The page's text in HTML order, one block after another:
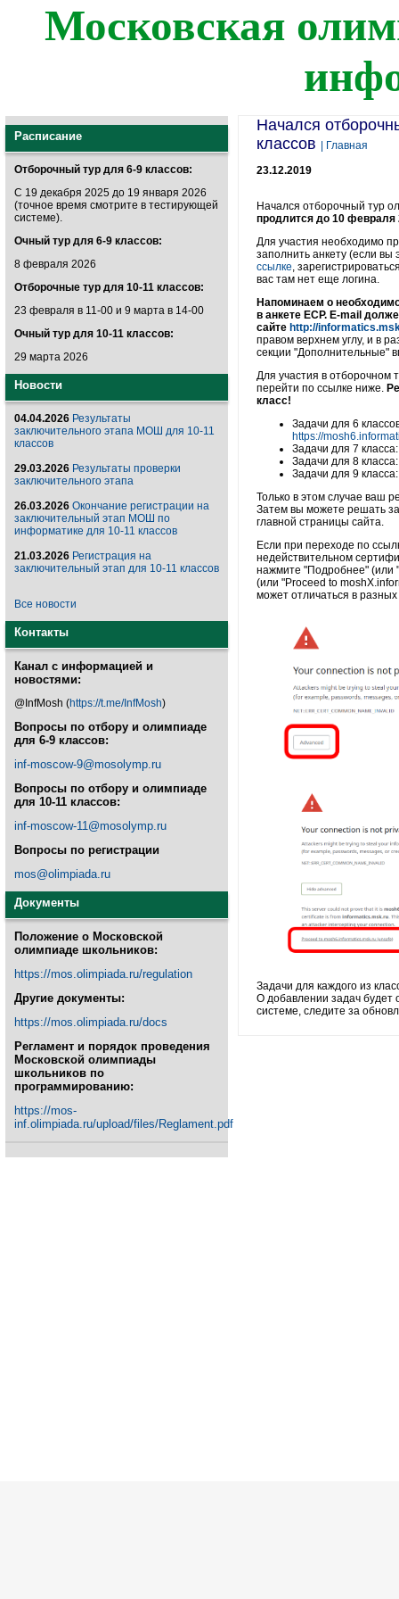
Московская
Расписание
Отборочный тур для 6-9 классов:
С 19 декабря 2025 до 19 января 2026
(точное время смотрите в тестирующей
системе).
Очный тур для 6-9 классов:
8 февраля 2026
Отборочные тур для 10-11 классов:
23 февраля в 11-00 и 9 марта в 14-00
Очный тур для 10-11 классов:
29 марта 2026
Новости
04.04.2026 Результаты
заключительного этапа МОШ для 10-11
классов
29.03.2026 Результаты проверки
заключительного этапа
26.03.2026 Окончание регистрации на
заключительный этап МОШ по
информатике для 10-11 классов
21.03.2026 Регистрация на
заключительный этап для 10-11 классов
Все новости
Контакты
Канал с информацией и
новостями:
@InfMosh (https://t.me/InfMosh)
Вопросы по отбору и олимпиаде
для 6-9 классов:
inf-moscow-9@mosolymp.ru
Вопросы по отбору и олимпиаде
для 10-11 классов:
inf-moscow-11@mosolymp.ru
Вопросы по регистрации
mos@olimpiada.ru
Документы
Положение о Московской
олимпиаде школьников:
https://mos.olimpiada.ru/regulation
Другие документы:
https://mos.olimpiada.ru/docs
Регламент и порядок проведения
Московской олимпиады
школьников по
программированию:
https://mos-
inf.olimpiada.ru/upload/files/Reglament.pdf
Начался
классов
| Главная
23.12.2019
Начался отборочный тур
продлится до 10 февраля
Для участия необходимо
заполнить анкету (если
ссылке,
вас там нет еще логина.
Напоминаем о
в анкете ЕСР. E-mail
сайте http://
правом верхнем углу, и в
секции "Дополнительные"
Для участия в отборочном
перейти по ссылке ниже.
класс!
Задачи для 6
https://
Задачи для 7
Задачи для 8
Задачи для 9
Только в этом случае ваш
Затем вы можете решать
главной страницы сайта.
Если при переходе по
недействительном
нажмите "Подробнее" (или
(или "Proceed to
может отличаться в
Задачи для каждого из
О добавлении задач будет
системе, следите за